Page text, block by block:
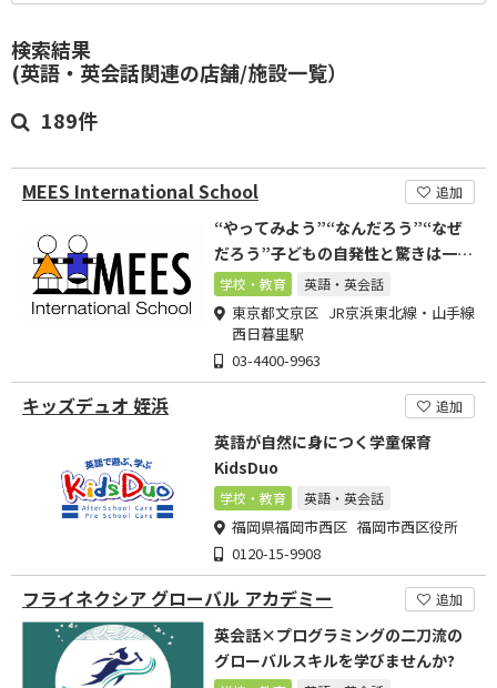
検索結果
(英語・英会話関連の店舗/施設一覧）
189件
MEES International School 追加
“やってみよう”“なんだろう”“なぜ
だろう”子どもの自発性と驚きは一生
の宝
学校・教育 英語・英会話
東京都文京区 JR京浜東北線・山手線
西日暮里駅
03-4400-9963
キッズデュオ 姪浜 追加
英語が自然に身につく学童保育
KidsDuo
学校・教育 英語・英会話
福岡県福岡市西区 福岡市西区役所
0120-15-9908
フライネクシア グローバル アカデミー 追加
英会話×プログラミングの二刀流の
グローバルスキルを学びませんか?